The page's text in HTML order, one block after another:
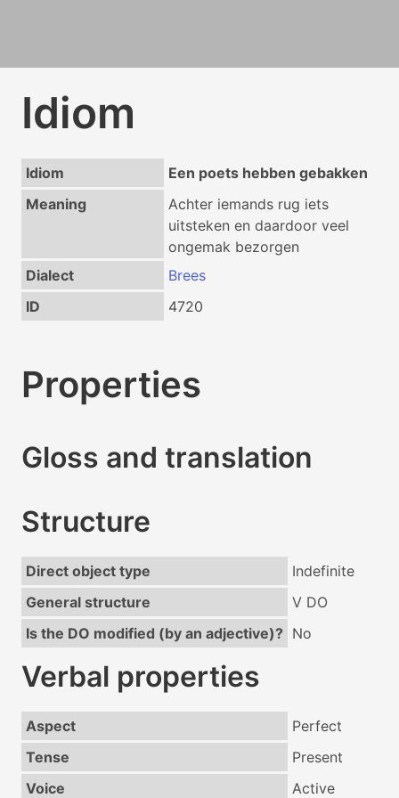
Idiom
Idiom
Een poets hebben gebakken
Meaning
Achter iemands rug iets
uitsteken en daardoor veel
ongemak bezorgen
Dialect
Brees
ID
4720
Properties
Gloss and translation
Structure
Direct object type
Indefinite
General structure
V DO
Is the DO modified (by an adjective)? No
Verbal properties
Aspect
Perfect
Tense
Present
Voice
Active